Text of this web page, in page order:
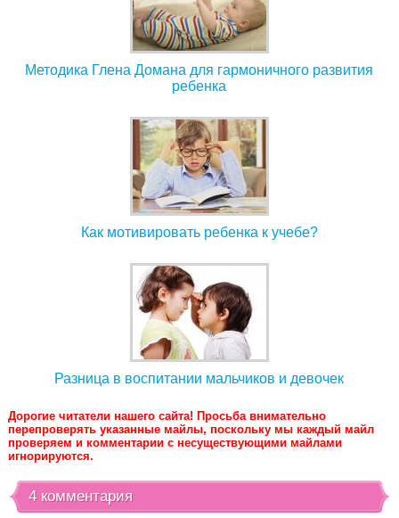
Методика Глена Домана для гармоничного развития
ребенка
Как мотивировать ребенка к учебе?
Разница в воспитании мальчиков и девочек
Дорогие читатели нашего сайта! Просьба внимательно
перепроверять указанные майлы, поскольку мы каждый майл
проверяем и комментарии с несуществующими майлами
игнорируются.
4 комментария